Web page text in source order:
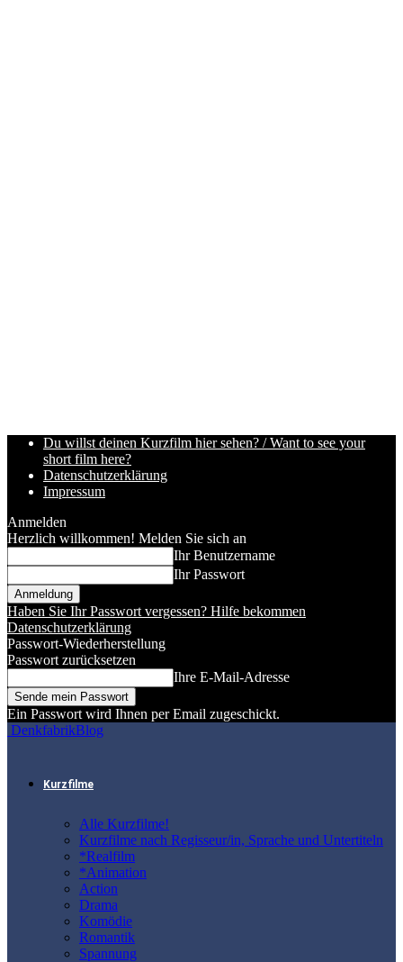
Du willst deinen Kurzfilm hier sehen? / Want to see your
short film here?
Datenschutzerklärung
Impressum
Anmelden
Herzlich willkommen! Melden Sie sich an
Ihr Benutzername
Ihr Passwort
Haben Sie Ihr Passwort vergessen? Hilfe bekommen
Datenschutzerklärung
Passwort-Wiederherstellung
Passwort zurücksetzen
Ihre E-Mail-Adresse
Ein Passwort wird Ihnen per Email zugeschickt.
DenkfabrikBlog
Kurzfilme
Alle Kurzfilme!
Kurzfilme nach Regisseur/in, Sprache und Untertiteln
*Realfilm
*Animation
Action
Drama
Komödie
Romantik
Spannung